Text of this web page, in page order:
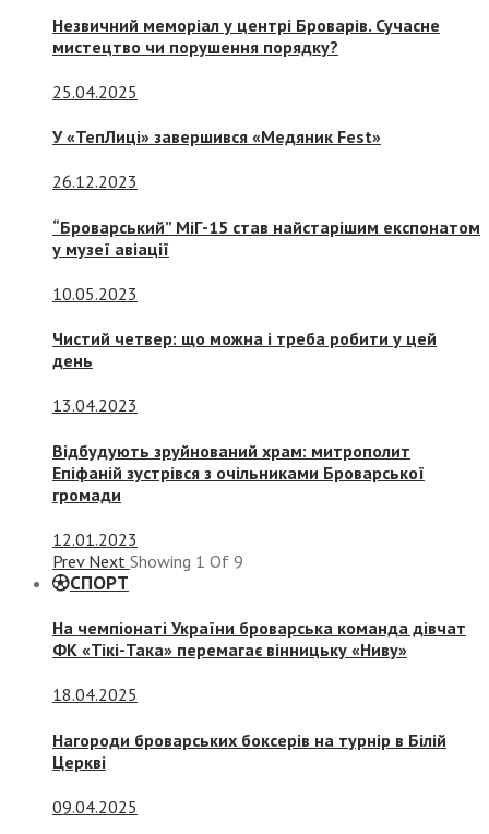
Незвичний меморіал у центрі Броварів. Сучасне
мистецтво чи порушення порядку?
25.04.2025
У «ТепЛиці» завершився «Медяник Fest»
26.12.2023
“Броварський” МіГ-15 став найстарішим експонатом
у музеї авіації
10.05.2023
Чистий четвер: що можна і треба робити у цей
день
13.04.2023
Відбудують зруйнований храм: митрополит
Епіфаній зустрівся з очільниками Броварської
громади
12.01.2023
Prev Next Showing 1 Of 9
СПОРТ
На чемпіонаті України броварська команда дівчат
ФК «Тікі-Така» перемагає вінницьку «Ниву»
18.04.2025
Нагороди броварських боксерів на турнір в Білій
Церкві
09.04.2025